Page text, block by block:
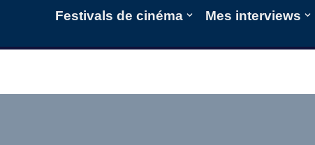
Festivals de cinéma
Mes interviews